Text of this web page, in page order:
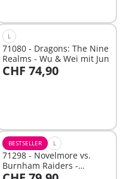
L
71080 - Dragons: The Nine
Realms - Wu & Wei mit Jun
CHF 74,90
BESTSELLER L
71298 - Novelmore vs.
Burnham Raiders -
Turnierarena